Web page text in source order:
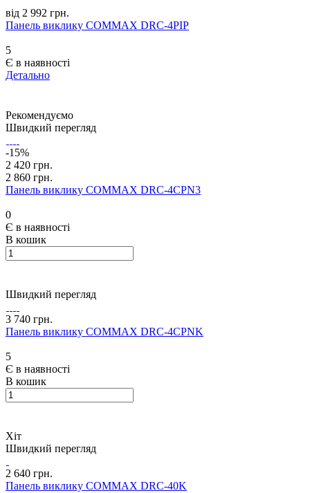
від 2 992 грн.
Панель виклику COMMAX DRC-4PIP
5
Є в наявності
Детально
Рекомендуємо
Швидкий перегляд
-15%
2 420 грн.
2 860 грн.
Панель виклику COMMAX DRC-4CPN3
0
Є в наявності
В кошик
Швидкий перегляд
3 740 грн.
Панель виклику COMMAX DRC-4CPNK
5
Є в наявності
В кошик
Хіт
Швидкий перегляд
2 640 грн.
Панель виклику COMMAX DRC-40K